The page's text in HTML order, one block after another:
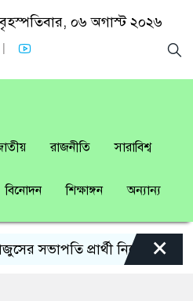
০৬ অগাস্ট ২০২৬
রাজনীতি সারাবিশ্ব
বিনোদন শিক্ষাঙ্গন অন্যান্য
সভাপতি প্রার্থী নিয়ে কৌতূহল
×